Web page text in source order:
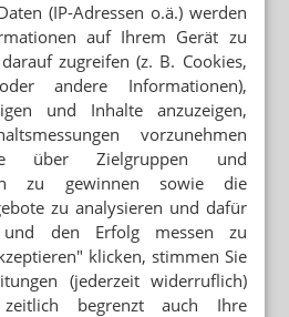
(IP-Adressen o.ä.) werden
auf Ihrem Gerät zu
zugreifen (z. B. Cookies,
andere Informationen),
und Inhalte anzuzeigen,
vorzunehmen
über Zielgruppen und
zu gewinnen sowie die
zu analysieren und dafür
und den Erfolg messen zu
klicken, stimmen Sie
(jederzeit widerruflich)
begrenzt auch Ihre